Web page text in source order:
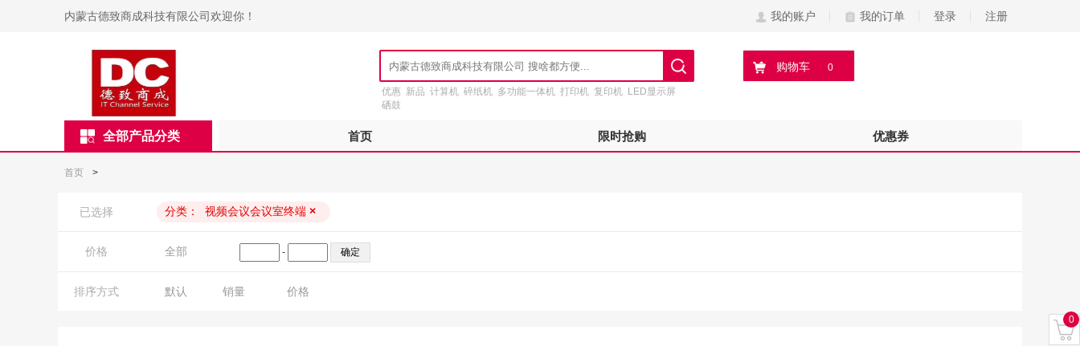
内蒙古德致商成科技有限公司欢迎你！ 我的账户 我的订单 登录 注册
购物车 0
优惠 新品 计算机 碎纸机 多功能一体机 打印机 复印机 LED显示屏
硒鼓
全部产品分类 首页 限时抢购 优惠券
首页 >
已选择 分类： 视频会议会议室终端 ×
价格 全部 -
排序方式 默认 销量 价格
0